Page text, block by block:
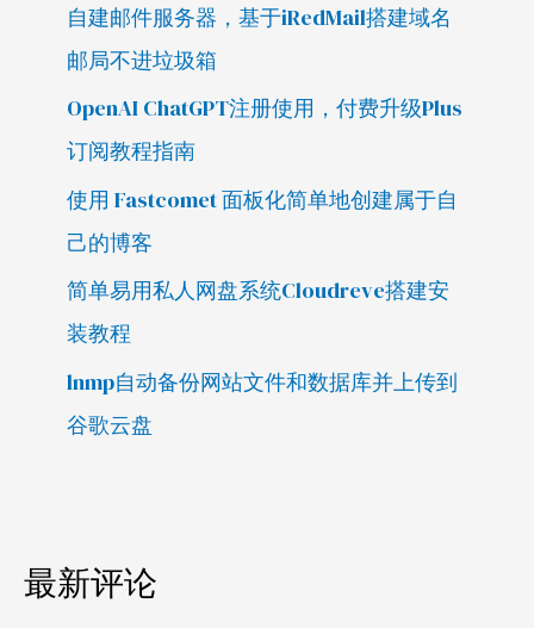
自建邮件服务器，基于iRedMail搭建域名
邮局不进垃圾箱
OpenAI ChatGPT注册使用，付费升级Plus
订阅教程指南
使用 Fastcomet 面板化简单地创建属于自
己的博客
简单易用私人网盘系统Cloudreve搭建安
装教程
lnmp自动备份网站文件和数据库并上传到
谷歌云盘
最新评论